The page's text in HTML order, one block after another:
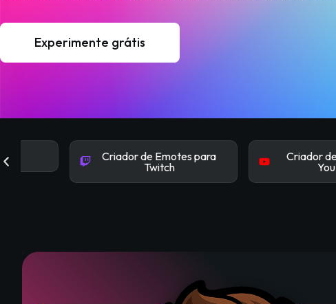
Experimente grátis
Criador de Emotes para
Criador de Emoji
YouTube